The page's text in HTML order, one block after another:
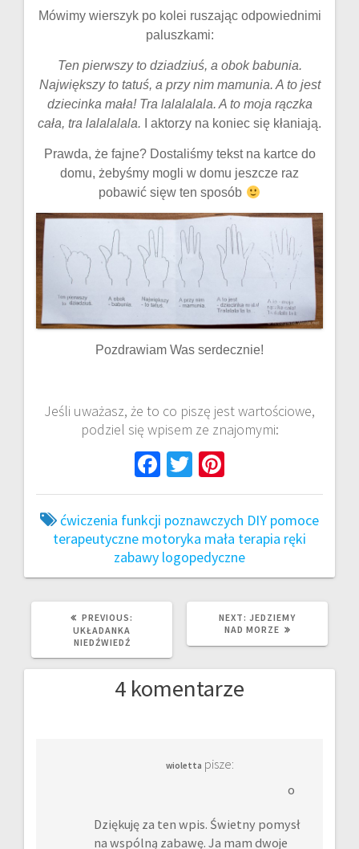
Mówimy wierszyk po kolei ruszając odpowiednimi
paluszkami:
Ten pierwszy to dziadziuś, a obok babunia.
Największy to tatuś, a przy nim mamunia. A to jest
dziecinka mała! Tra lalalalala. A to moja rączka
cała, tra lalalalala.
I aktorzy na koniec się kłaniają.
Prawda, że fajne? Dostaliśmy tekst na kartce do
domu, żebyśmy mogli w domu jeszcze raz
pobawić sięw ten sposób
Pozdrawiam Was serdecznie!
Jeśli uważasz, że to co piszę jest wartościowe,
podziel się wpisem ze znajomymi:
Fa
ce
b
o
o
T
wi
tt
er
nt
er
es
t
ćwiczenia funkcji poznawczych DIY pomoce
terapeutyczne motoryka mała terapia ręki
zabawy logopedyczne
PREVIOUS:
UKŁADANKA
NIEDŹWIEDŹ
NEXT: NEXT
POST:
JEDZIEMY
NAD MORZE
4 komentarze
wioletta pisze:
o
Dziękuję za ten wpis. Świetny pomysł
na wspólną zabawę. Ja mam dwoje